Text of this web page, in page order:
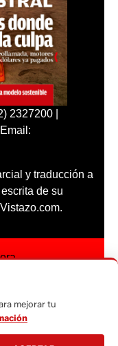
2327200 |
y traducción a
de su
mejorar tu